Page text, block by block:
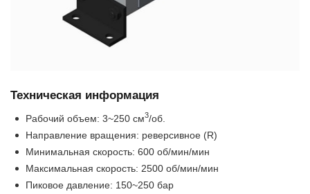
Техническая информация
Рабочий объем: 3~250 см3/об.
Направление вращения: реверсивное (R)
Минимальная скорость: 600 об/мин/мин
Максимальная скорость: 2500 об/мин/мин
Пиковое давление: 150~250 бар